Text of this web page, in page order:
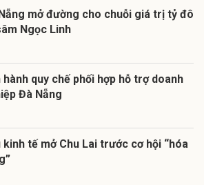
mở đường cho chuỗi giá trị tỷ đô
Ngọc Linh
hành quy chế phối hợp hỗ trợ doanh
Đà Nẵng
kinh tế mở Chu Lai trước cơ hội “hóa